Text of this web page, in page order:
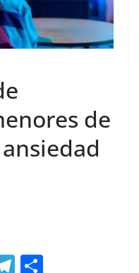
de
T